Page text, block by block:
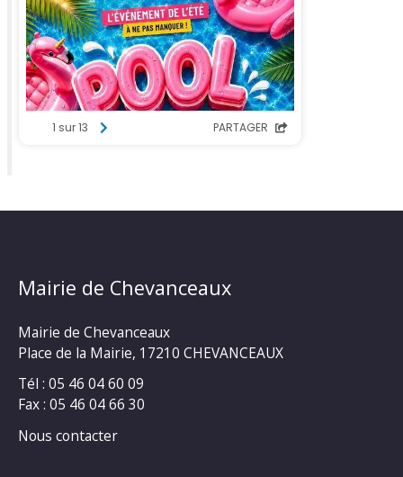
Mairie de Chevanceaux
Mairie de Chevanceaux
Place de la Mairie, 17210 CHEVANCEAUX
Tél : 05 46 04 60 09
Fax : 05 46 04 66 30
Nous contacter